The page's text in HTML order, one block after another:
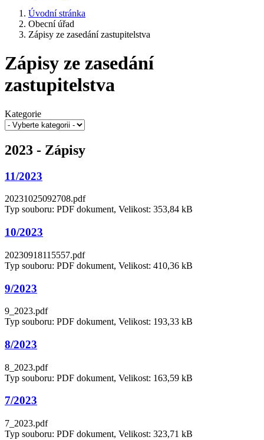
Úvodní stránka
Obecní úřad
Zápisy ze zasedání zastupitelstva
Zápisy ze zasedání
zastupitelstva
Kategorie
2023 - Zápisy
11/2023
20231025092708.pdf
Typ souboru: PDF dokument, Velikost: 353,84 kB
10/2023
20230918115557.pdf
Typ souboru: PDF dokument, Velikost: 410,36 kB
9/2023
9_2023.pdf
Typ souboru: PDF dokument, Velikost: 193,33 kB
8/2023
8_2023.pdf
Typ souboru: PDF dokument, Velikost: 163,59 kB
7/2023
7_2023.pdf
Typ souboru: PDF dokument, Velikost: 323,71 kB